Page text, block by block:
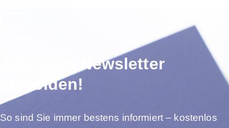
Jetzt zum Newsletter
anmelden!
So sind Sie immer bestens informiert – kostenlos